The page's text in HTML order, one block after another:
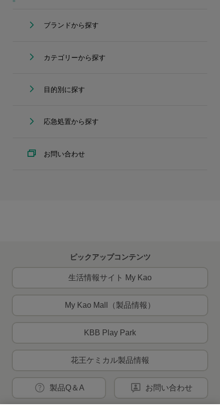
ブランドから探す
カテゴリーから探す
目的別に探す
応急処置から探す
お問い合わせ
ピックアップコンテンツ
生活情報サイト My Kao
My Kao Mall（製品情報）
KBB Play Park
花王ケミカル製品情報
製品Q＆A お問い合わせ